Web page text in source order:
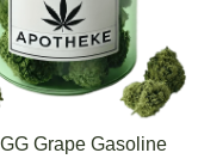
Grape Gasoline